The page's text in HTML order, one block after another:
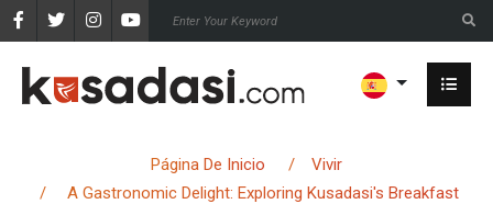
Página De Inicio
Vivir
A Gastronomic Delight: Exploring Kusadasi's Breakfast